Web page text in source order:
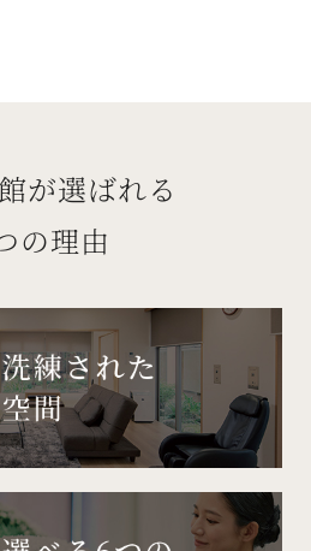
が選ばれる
の理由